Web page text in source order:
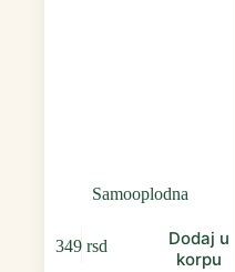
Samooplodna
349 rsd
Dodaj u
korpu